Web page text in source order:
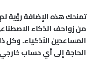
تمنحك هذه الإضافة رؤية
من زواحف الذكاء
المساعدين الأذكياء. وكل
الحاجة إلى أي حساب خارجي